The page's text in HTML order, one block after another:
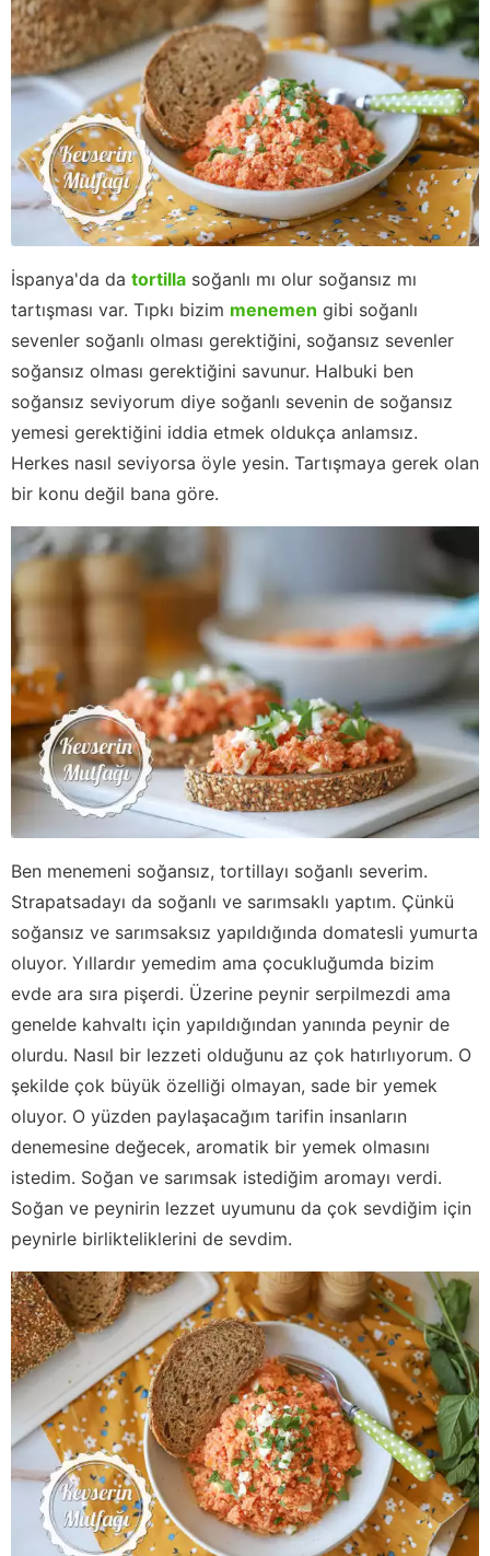
İspanya'da da tortilla soğanlı mı olur soğansız mı
tartışması var. Tıpkı bizim menemen gibi soğanlı
sevenler soğanlı olması gerektiğini, soğansız sevenler
soğansız olması gerektiğini savunur. Halbuki ben
soğansız seviyorum diye soğanlı sevenin de soğansız
yemesi gerektiğini iddia etmek oldukça anlamsız.
Herkes nasıl seviyorsa öyle yesin. Tartışmaya gerek olan
bir konu değil bana göre.
Ben menemeni soğansız, tortillayı soğanlı severim.
Strapatsadayı da soğanlı ve sarımsaklı yaptım. Çünkü
soğansız ve sarımsaksız yapıldığında domatesli yumurta
oluyor. Yıllardır yemedim ama çocukluğumda bizim
evde ara sıra pişerdi. Üzerine peynir serpilmezdi ama
genelde kahvaltı için yapıldığından yanında peynir de
olurdu. Nasıl bir lezzeti olduğunu az çok hatırlıyorum. O
şekilde çok büyük özelliği olmayan, sade bir yemek
oluyor. O yüzden paylaşacağım tarifin insanların
denemesine değecek, aromatik bir yemek olmasını
istedim. Soğan ve sarımsak istediğim aromayı verdi.
Soğan ve peynirin lezzet uyumunu da çok sevdiğim için
peynirle birlikteliklerini de sevdim.